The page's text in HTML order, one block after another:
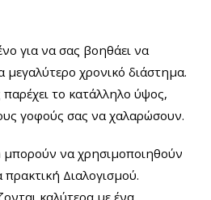
για να σας βοηθάει να
μεγαλύτερο χρονικό διάστημα.
το κατάλληλο ύψος,
γοφούς σας να χαλαρώσουν.
μπορούν να χρησιμοποιηθούν
Διαλογισμού.